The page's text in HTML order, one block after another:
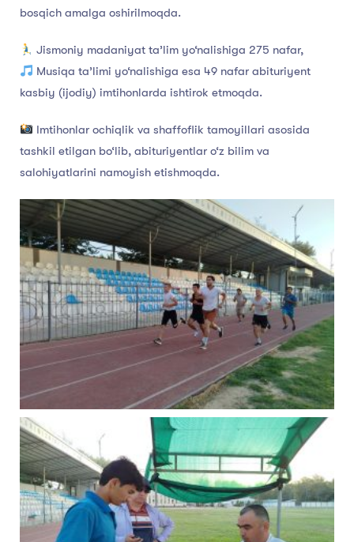
bosqich amalga oshirilmoqda.
Jismoniy madaniyat ta’lim yo‘nalishiga 275 nafar,
Musiqa ta’limi yo‘nalishiga esa 49 nafar abituriyent
kasbiy (ijodiy) imtihonlarda ishtirok etmoqda.
Imtihonlar ochiqlik va shaffoflik tamoyillari asosida
tashkil etilgan bo‘lib, abituriyentlar o‘z bilim va
salohiyatlarini namoyish etishmoqda.